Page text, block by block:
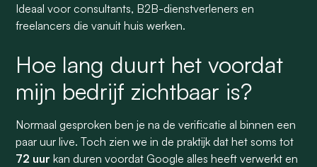
Ideaal voor consultants, B2B-dienstverleners en
freelancers die vanuit huis werken.
Hoe lang duurt het voordat
mijn bedrijf zichtbaar is?
Normaal gesproken ben je na de verificatie al binnen een
paar uur live. Toch zien we in de praktijk dat het soms tot
72 uur kan duren voordat Google alles heeft verwerkt en